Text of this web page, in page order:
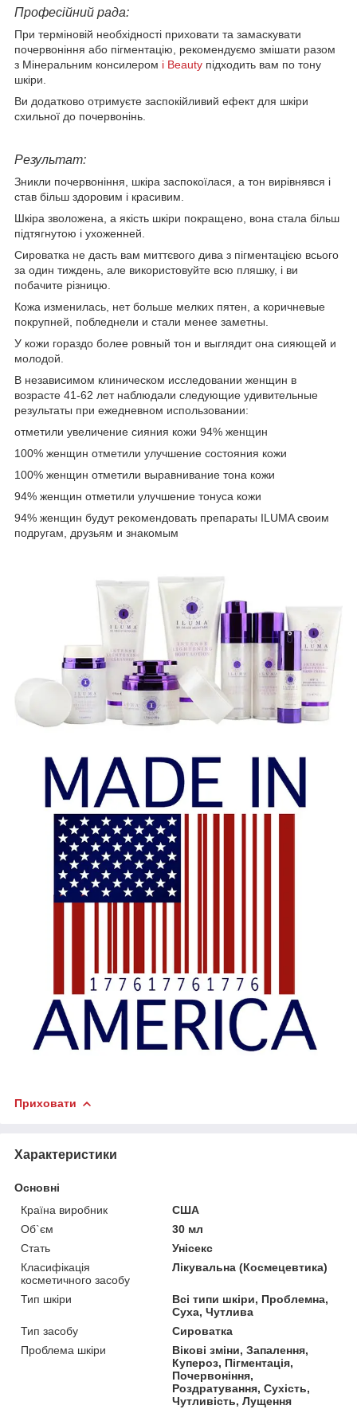
Професійний рада:
При терміновій необхідності приховати та замаскувати
почервоніння або пігментацію, рекомендуємо змішати разом
з Мінеральним консилером i Beauty підходить вам по тону
шкіри.
Ви додатково отримуєте заспокійливий ефект для шкіри
схильної до почервонінь.
Результат:
Зникли почервоніння, шкіра заспокоїлася, а тон вирівнявся і
став більш здоровим і красивим.
Шкіра зволожена, а якість шкіри покращено, вона стала більш
підтягнутою і ухоженней.
Сироватка не дасть вам миттєвого дива з пігментацією всього
за один тиждень, але використовуйте всю пляшку, і ви
побачите різницю.
Кожа изменилась, нет больше мелких пятен, а коричневые
покрупней, побледнели и стали менее заметны.
У кожи гораздо более ровный тон и выглядит она сияющей и
молодой.
В независимом клиническом исследовании женщин в
возрасте 41-62 лет наблюдали следующие удивительные
результаты при ежедневном использовании:
отметили увеличение сияния кожи 94% женщин
100% женщин отметили улучшение состояния кожи
100% женщин отметили выравнивание тона кожи
94% женщин отметили улучшение тонуса кожи
94% женщин будут рекомендовать препараты ILUMA своим
подругам, друзьям и знакомым
Приховати
Характеристики
Основні
Країна виробник
США
Об`єм
30 мл
Стать
Унісекс
Класифікація
косметичного засобу
Лікувальна (Космецевтика)
Тип шкіри
Всі типи шкіри, Проблемна,
Суха, Чутлива
Тип засобу
Сироватка
Проблема шкіри
Вікові зміни, Запалення,
Купероз, Пігментація,
Почервоніння,
Роздратування, Сухість,
Чутливість, Лущення